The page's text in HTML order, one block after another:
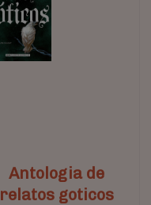
Antologia de
relatos goticos